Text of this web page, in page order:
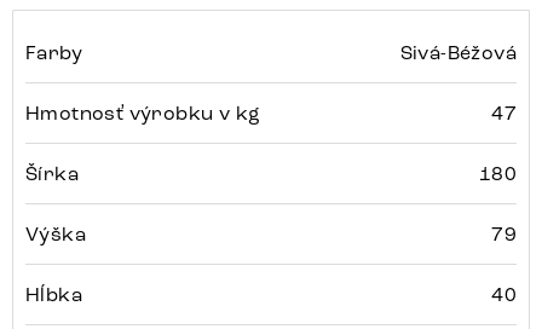
Farby Sivá-Béžová
Hmotnosť výrobku v kg 47
Šírka 180
Výška 79
Hĺbka 40